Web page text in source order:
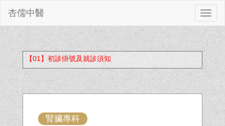
切
換
杏儒中醫
【01】初診掛號及就診須知
腎臟專科